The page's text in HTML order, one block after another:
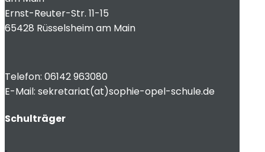
Ernst-Reuter-Str. 11-15
65428 Rüsselsheim am Main
Telefon: 06142 963080
E-Mail: sekretariat(at)sophie-opel-schule.de
Schulträger